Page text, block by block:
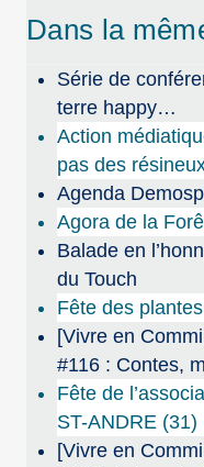
Dans la
Série de
terre happy…
Action
pas des
Agenda
Agora de la
Balade en
du Touch
Fête des
[Vivre en
#116 : Contes,
Fête de
ST-ANDRE (31)
[Vivre en